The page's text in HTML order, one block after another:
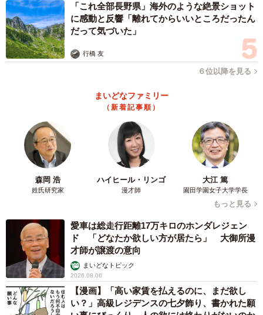
てよ（2012年）』、『るろうに剣心』シリーズなどがあり
ます。
【2位：星野源】
1981年1月28日生まれの俳優・シンガーソングライター・
文筆家です。学生時代から音楽・演劇それぞれの舞台で活
躍し、俳優としての活動も本格化させていきました。2013
年公開の映画『箱入り息子の恋』『地獄でなぜ悪い』の2作
品で第37回日本アカデミー賞新人俳優賞を受賞したほか、
2016年には第67回NHK紅白歌合戦への出場も果たしていま
1971年3月29日生まれの俳優です。大学在学中に俳優とし
ての活動をスタートさせ、1992年のドラマ『はぐれ刑事純
情派（第5シリーズ）』で本格的にデビューしました。主な
代表作には、ドラマ『きのう何食べた？』シリーズ、映画
『ドライブ・マイ・カー（2021年）』などがあります。
『ドライブ・マイ・カー』では、全米批評家協会賞主演男
「これ全部長野県」海外のような絶景ショット
に感動と反響「離れてからいいところだったん
だって気づいた」
行橋 友
６位以降を見る
まいどなファミリー
（新着記事順）
森岡 浩
姓氏研究家
ハイヒール・リンゴ
漫才師
大江 篤
園田学園女子大学学長
もっと見る
愛車は総走行距離17万キロのホンダレジェン
ド 「どなたか欲しい方が居たら」 大御所漫
才師が譲渡の意向
まいどなトピック
2026.08.06
【漫画】「高い家賃を払えるのに、まだ欲し
い？」高級レジデンスの七夕飾り、書かれた願